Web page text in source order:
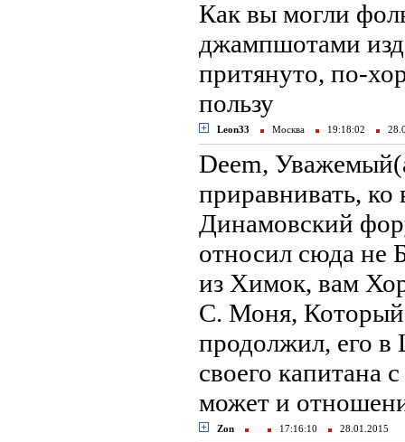
Как вы могли
джампшотами
притянуто, по-
пользу
Leon33 Москва 19:18:02
Deem,
приравнивать,
Динамовский
относил сюда не
из Химок, вам
С. Моня, Который
продолжил, его в
своего капитана
может и
Zon 17:16:10 28.01.2015